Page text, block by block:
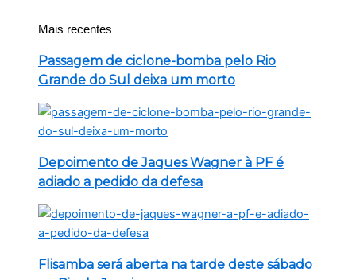
Mais recentes
Passagem de ciclone-bomba pelo Rio
Grande do Sul deixa um morto
Depoimento de Jaques Wagner à PF é
adiado a pedido da defesa
Flisamba será aberta na tarde deste sábado